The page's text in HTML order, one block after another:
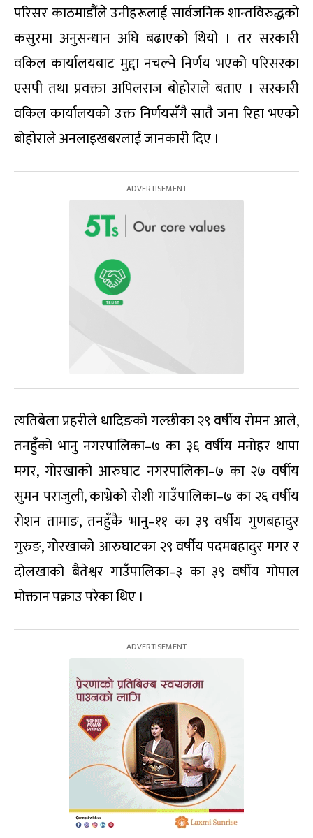
परिसर काठमाडौंले उनीहरूलाई सार्वजनिक शान्तविरुद्धको
कसुरमा अनुसन्धान अघि बढाएको थियो । तर सरकारी
वकिल कार्यालयबाट मुद्दा नचल्ने निर्णय भएको परिसरका
एसपी तथा प्रवक्ता अपिलराज बोहोराले बताए । सरकारी
वकिल कार्यालयको उक्त निर्णयसँगै सातै जना रिहा भएको
बोहोराले अनलाइखबरलाई जानकारी दिए ।
त्यतिबेला प्रहरीले धादिङको गल्छीका २९ वर्षीय रोमन आले,
तनहुँको भानु नगरपालिका–७ का ३६ वर्षीय मनोहर थापा
मगर, गोरखाको आरुघाट नगरपालिका–७ का २७ वर्षीय
सुमन पराजुली, काभ्रेको रोशी गाउँपालिका–७ का २६ वर्षीय
रोशन तामाङ, तनहुँकै भानु–११ का ३९ वर्षीय गुणबहादुर
गुरुङ, गोरखाको आरुघाटका २९ वर्षीय पदमबहादुर मगर र
दोलखाको बैतेश्वर गाउँपालिका–३ का ३९ वर्षीय गोपाल
मोक्तान पक्राउ परेका थिए ।